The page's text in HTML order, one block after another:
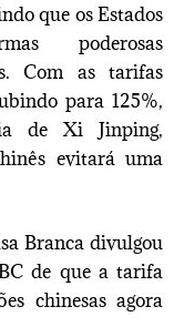
que os Estados
poderosas
Com as tarifas
para 125%,
de Xi Jinping,
evitará uma
Branca divulgou
de que a tarifa
chinesas agora